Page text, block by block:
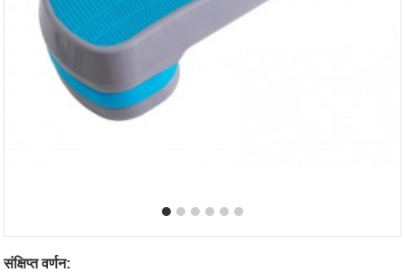
संक्षिप्त वर्णन: